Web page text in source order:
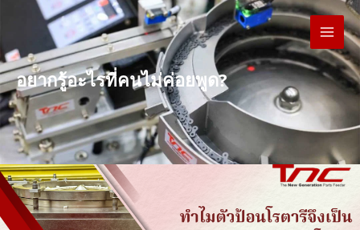
content
อยากรู้อะไรที่คนไม่ค่อยพูด?